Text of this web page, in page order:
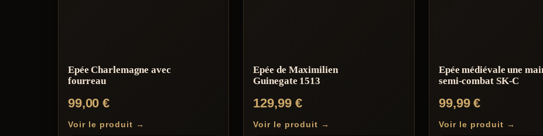
Epée Charlemagne avec
fourreau
99,00€
Voir le produit →
Epée de Maximilien
Guinegate 1513
129,99 €
Voir le produit →
Epée médiévale une
semi-combat SK-C
99,99€
Voir le produit →